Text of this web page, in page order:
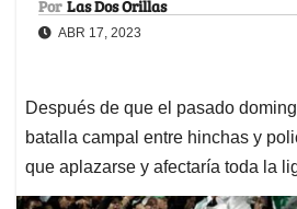
Por Las Dos Orillas
ABR 17, 2023
Después de que el pasado
batalla campal entre hinchas y
que aplazarse y afectaría toda la